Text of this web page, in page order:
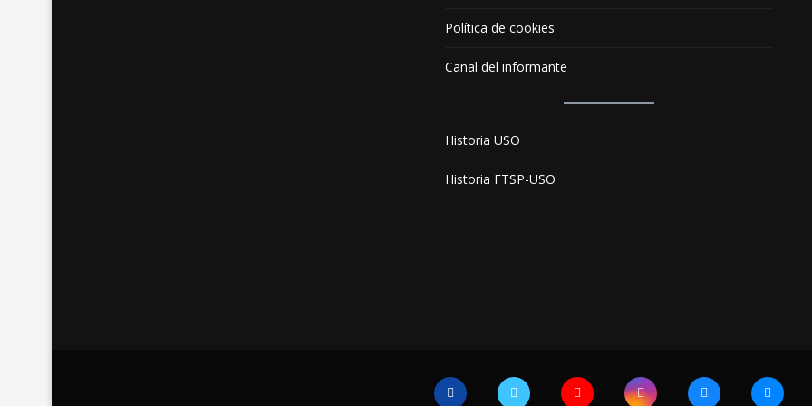
Política de cookies
Canal del informante
Historia USO
Historia FTSP-USO